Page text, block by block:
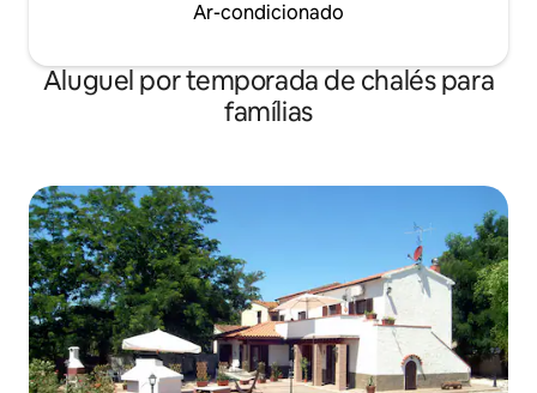
Ar-condicionado
Aluguel por temporada de chalés para
famílias